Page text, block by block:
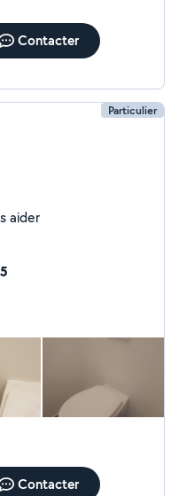
Contacter
Particulier
aider
Contacter